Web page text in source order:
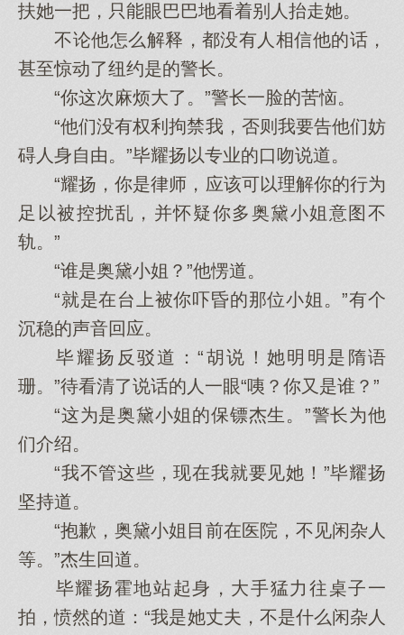
扶她一把，只能眼巴巴地看着别人抬走她。
不论他怎么解释，都没有人相信他的话，
甚至惊动了纽约是的警长。
“你这次麻烦大了。”警长一脸的苦恼。
“他们没有权利拘禁我，否则我要告他们妨
碍人身自由。”毕耀扬以专业的口吻说道。
“耀扬，你是律师，应该可以理解你的行为
足以被控扰乱，并怀疑你多奥黛小姐意图不
轨。”
“谁是奥黛小姐？”他愣道。
“就是在台上被你吓昏的那位小姐。”有个
沉稳的声音回应。
毕耀扬反驳道：“胡说！她明明是隋语
珊。”待看清了说话的人一眼“咦？你又是谁？”
“这为是奥黛小姐的保镖杰生。”警长为他
们介绍。
“我不管这些，现在我就要见她！”毕耀扬
坚持道。
“抱歉，奥黛小姐目前在医院，不见闲杂人
等。”杰生回道。
毕耀扬霍地站起身，大手猛力往桌子一
拍，愤然的道：“我是她丈夫，不是什么闲杂人